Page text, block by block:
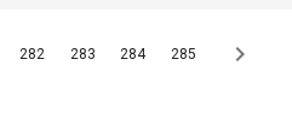
282 283 284 285